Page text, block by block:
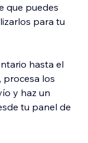
que puedes
para tu
hasta el
procesa los
y haz un
tu panel de